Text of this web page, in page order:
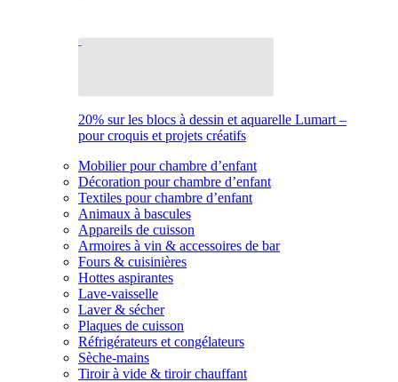
20% sur les blocs à dessin et aquarelle Lumart –
pour croquis et projets créatifs
Mobilier pour chambre d’enfant
Décoration pour chambre d’enfant
Textiles pour chambre d’enfant
Animaux à bascules
Appareils de cuisson
Armoires à vin & accessoires de bar
Fours & cuisinières
Hottes aspirantes
Lave-vaisselle
Laver & sécher
Plaques de cuisson
Réfrigérateurs et congélateurs
Sèche-mains
Tiroir à vide & tiroir chauffant